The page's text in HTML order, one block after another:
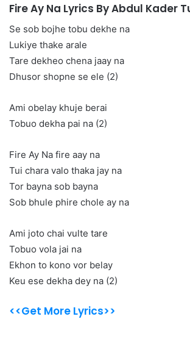
Fire Ay Na Lyrics By Abdul Kader
Se sob bojhe tobu dekhe na
Lukiye thake arale
Tare dekheo chena jaay na
Dhusor shopne se ele (2)
Ami obelay khuje berai
Tobuo dekha pai na (2)
Fire Ay Na fire aay na
Tui chara valo thaka jay na
Tor bayna sob bayna
Sob bhule phire chole ay na
Ami joto chai vulte tare
Tobuo vola jai na
Ekhon to kono vor belay
Keu ese dekha dey na (2)
<<Get More Lyrics>>